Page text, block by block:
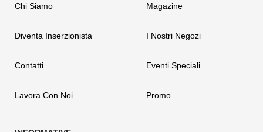
Chi Siamo
Diventa Inserzionista
Contatti
Lavora Con Noi
Magazine
I Nostri Negozi
Eventi Speciali
Promo